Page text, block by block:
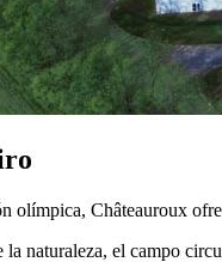
olímpica, Châteauroux
la naturaleza, el campo